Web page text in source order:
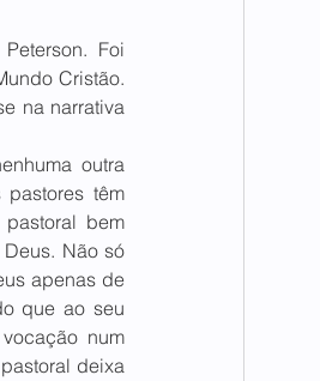
Foi
Cristão.
na narrativa
outra
têm
bem
Não só
apenas de
que ao seu
num
deixa